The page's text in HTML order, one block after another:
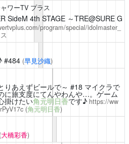
ワーTV プラス
SideM 4th STAGE ～TRE@SURE G
program/special/idolmaster_
#484 (早見沙織)
りあえずビールで～ #18 マイクラで
に旅支度にてんやわんや…。ゲーム
掛けたい角元明日香です♪ https://ww
(角元明日香)
(大橋彩香)